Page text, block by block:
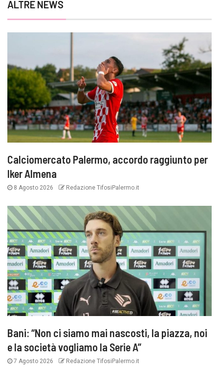
ALTRE NEWS
Calciomercato Palermo, accordo raggiunto per
Iker Almena
8 Agosto 2026 Redazione TifosiPalermo.it
Bani: “Non ci siamo mai nascosti, la piazza, noi
e la società vogliamo la Serie A”
7 Agosto 2026 Redazione TifosiPalermo.it